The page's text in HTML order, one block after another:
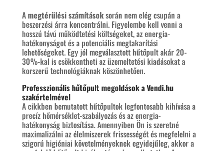
Amegtérülési számításoksorán nem elég csupán a
beszerzési árra koncentrálni. Figyelembe kell venni a
hosszú távú működtetési költségeket, az energia-
hatékonyságot és a potenciális megtakarítási
lehetőségeket. Egy jól megválasztott hűtőpult akár 20-
30%-kal is csökkentheti az üzemeltetési kiadásokat a
korszerű technológiáknak köszönhetően.
Professzionális hűtőpult megoldások aVendi.hu
szakértelmével
A cikkben bemutatott hűtőpultok legfontosabb kihívása a
precíz hőmérséklet-szabályozás és az energia-
hatékonyság biztosítása. Amennyiben Ön is szeretné
maximalizálni az élelmiszerek frissességét és megfelelni a
szigorú higiéniai követelményeknek egyidejűleg, akkor a